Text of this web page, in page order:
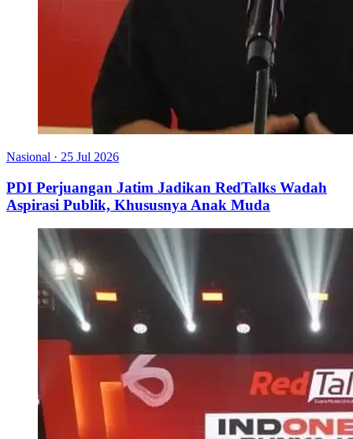
Nasional · 25 Jul 2026
PDI Perjuangan Jatim Jadikan RedTalks Wadah
Aspirasi Publik, Khususnya Anak Muda